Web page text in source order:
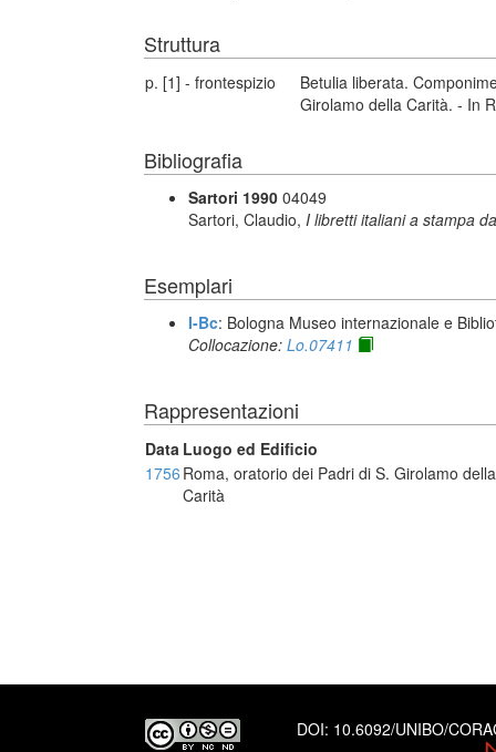
Struttura
p. [1] - frontespizio
Betulia liberata.
Girolamo della Carità. - In
Bibliografia
Sartori 1990 04049
Sartori, Claudio, I libretti italiani a stampa
Esemplari
I-Bc: Bologna Museo internazionale e
Collocazione: Lo.07411
Rappresentazioni
Data Luogo ed Edificio
1756 Roma, oratorio dei Padri di S. Girolamo della
Carità
DOI: 10.6092/UNIBO/